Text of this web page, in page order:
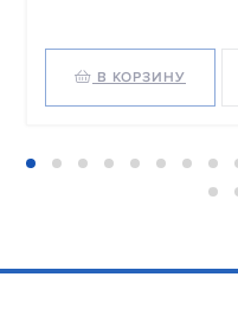
В КОРЗИНУ